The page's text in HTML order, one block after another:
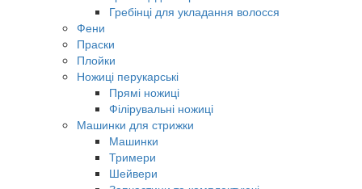
Гребінці для укладання волосся
Фени
Праски
Плойки
Ножиці перукарські
Прямі ножиці
Філірувальні ножиці
Машинки для стрижки
Машинки
Тримери
Шейвери